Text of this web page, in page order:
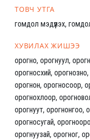
ТОВЧ УТГА
гомдол мэдүүлэх,
ХУВИЛАХ ЖИШЭЭ
орогно, орогнуул,
орогносхий,
орогнон, орогносоор,
орогнохлоор,
орогнуут, орогнонгоо,
орогносугай,
орогнуузай, орогног,